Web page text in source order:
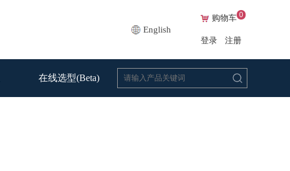
English
购物车 0
登录 注册
在线选型(Beta)